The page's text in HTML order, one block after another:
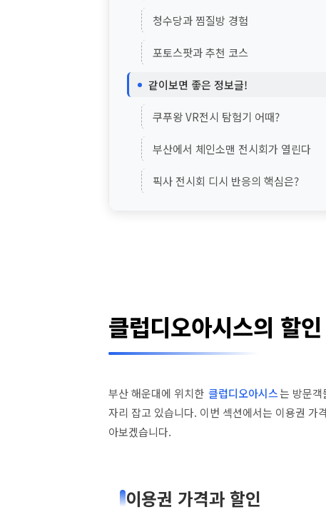
청수당과 찜질방 경험
포토스팟과 추천 코스
같이보면 좋은 정보글!
쿠푸왕 VR전시 탐험기 어때?
부산에서 체인소맨 전시회가 열린다
픽사 전시회 디시 반응의 핵심은?
클럽디오아시스의 할
부산 해운대에 위치한 클럽디오아시스는 방문객
자리 잡고 있습니다. 이번 섹션에서는 이용권 가
아보겠습니다.
이용권 가격과 할인